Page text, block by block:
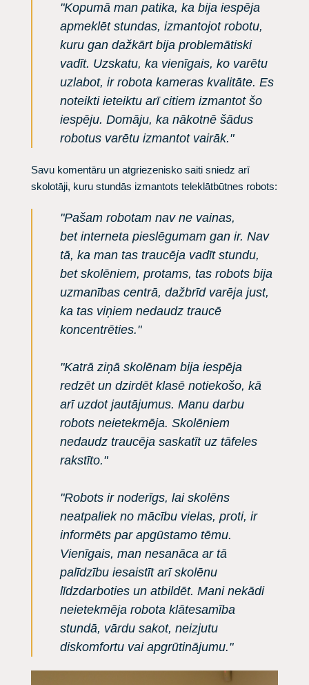
"Kopumā man patika, ka bija iespēja
apmeklēt stundas, izmantojot robotu,
kuru gan dažkārt bija problemātiski
vadīt. Uzskatu, ka vienīgais, ko varētu
uzlabot, ir robota kameras kvalitāte. Es
noteikti ieteiktu arī citiem izmantot šo
iespēju. Domāju, ka nākotnē šādus
robotus varētu izmantot vairāk."
Savu komentāru un atgriezenisko saiti sniedz arī
skolotāji, kuru stundās izmantots teleklātbūtnes robots:
"Pašam robotam nav ne vainas,
bet interneta pieslēgumam gan ir. Nav
tā, ka man tas traucēja vadīt stundu,
bet skolēniem, protams, tas robots bija
uzmanības centrā, dažbrīd varēja just,
ka tas viņiem nedaudz traucē
koncentrēties."
"Katrā ziņā skolēnam bija iespēja
redzēt un dzirdēt klasē notiekošo, kā
arī uzdot jautājumus. Manu darbu
robots neietekmēja. Skolēniem
nedaudz traucēja saskatīt uz tāfeles
rakstīto."
"Robots ir noderīgs, lai skolēns
neatpaliek no mācību vielas, proti, ir
informēts par apgūstamo tēmu.
Vienīgais, man nesanāca ar tā
palīdzību iesaistīt arī skolēnu
līdzdarboties un atbildēt. Mani nekādi
neietekmēja robota klātesamība
stundā, vārdu sakot, neizjutu
diskomfortu vai apgrūtinājumu."